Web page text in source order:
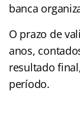
banca
O prazo de
anos,
resultado
período.